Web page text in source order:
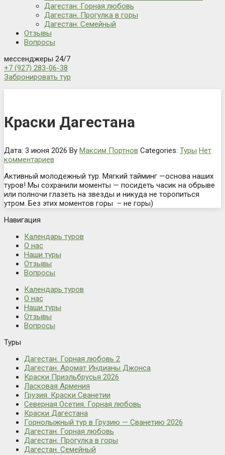
Дагестан. Горная любовь
Дагестан. Прогулка в горы
Дагестан. Семейный
Отзывы
Вопросы
мессенджеры 24/7
+7 (927) 283-06-38
Забронировать тур
Краски Дагестана
Дата: 3 июня 2026 By Максим Портнов Categories: Туры Нет
комментариев
Активный молодежный тур. Мягкий тайминг —основа наших
туров! Мы сохранили моменты — посидеть часик на обрыве
или полночи глазеть на звезды и никуда не торопиться
утром. Без этих моментов горы – не горы)
Навигация
Календарь туров
О нас
Наши туры
Отзывы
Вопросы
Календарь туров
О нас
Наши туры
Отзывы
Вопросы
Туры
Дагестан. Горная любовь 2
Дагестан. Аромат Индианы Джонса
Краски Приэльбрусья 2026
Ласковая Армения
Грузия. Краски Сванетии
Северная Осетия. Горная любовь
Краски Дагестана
Горнолыжный тур в Грузию — Сванетию 2026
Дагестан. Горная любовь
Дагестан. Прогулка в горы
Дагестан. Семейный